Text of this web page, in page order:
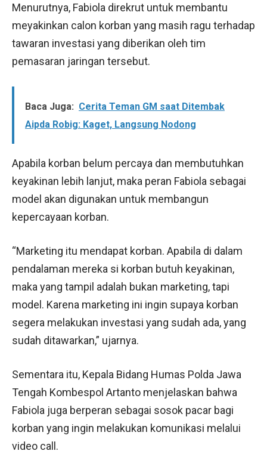
Menurutnya, Fabiola direkrut untuk membantu
meyakinkan calon korban yang masih ragu terhadap
tawaran investasi yang diberikan oleh tim
pemasaran jaringan tersebut.
Baca Juga: Cerita Teman GM saat Ditembak
Aipda Robig: Kaget, Langsung Nodong
Apabila korban belum percaya dan membutuhkan
keyakinan lebih lanjut, maka peran Fabiola sebagai
model akan digunakan untuk membangun
kepercayaan korban.
“Marketing itu mendapat korban. Apabila di dalam
pendalaman mereka si korban butuh keyakinan,
maka yang tampil adalah bukan marketing, tapi
model. Karena marketing ini ingin supaya korban
segera melakukan investasi yang sudah ada, yang
sudah ditawarkan,” ujarnya.
Sementara itu, Kepala Bidang Humas Polda Jawa
Tengah Kombespol Artanto menjelaskan bahwa
Fabiola juga berperan sebagai sosok pacar bagi
korban yang ingin melakukan komunikasi melalui
video call.